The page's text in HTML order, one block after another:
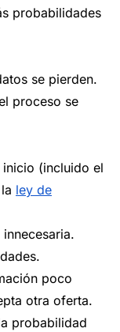
probabilidades
se pierden.
proceso se
(incluido el
ley de
poco
otra oferta.
probabilidad